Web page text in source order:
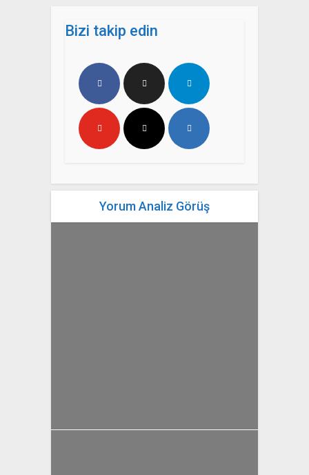
Bizi takip edin
Yorum Analiz Görüş